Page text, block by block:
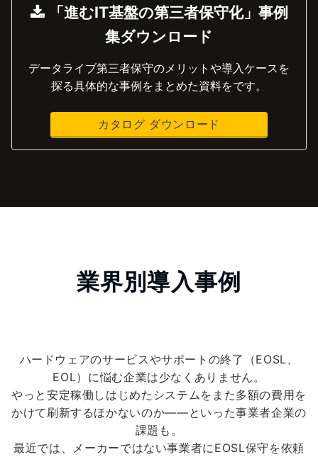
「進むIT基盤の第三者保守化」事例
集ダウンロード
データライブ第三者保守のメリットや導入ケースを
探る具体的な事例をまとめた資料をです。
カタログ ダウンロード
業界別導入事例
ハードウェアのサービスやサポートの終了（EOSL、
EOL）に悩む企業は少なくありません。
やっと安定稼働しはじめたシステムをまた多額の費用を
かけて刷新するほかないのか――といった事業者企業の
課題も。
最近では、メーカーではない事業者にEOSL保守を依頼